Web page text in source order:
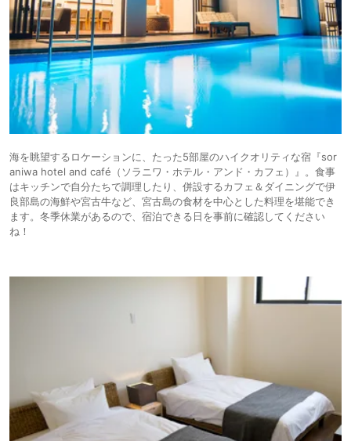
海を眺望するロケーションに、たった5部屋のハイクオリティな宿『sor
aniwa hotel and café（ソラニワ・ホテル・アンド・カフェ）』。食事
はキッチンで自分たちで調理したり、併設するカフェ＆ダイニングで伊
良部島の海鮮や宮古牛など、宮古島の食材を中心とした料理を堪能でき
ます。冬季休業があるので、宿泊できる日を事前に確認してください
ね！